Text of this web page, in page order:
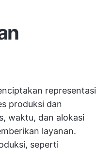
representasi
produksi dan
waktu, dan alokasi
layanan.
seperti